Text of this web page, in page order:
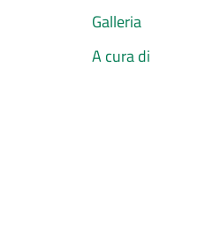
Galleria
A cura di